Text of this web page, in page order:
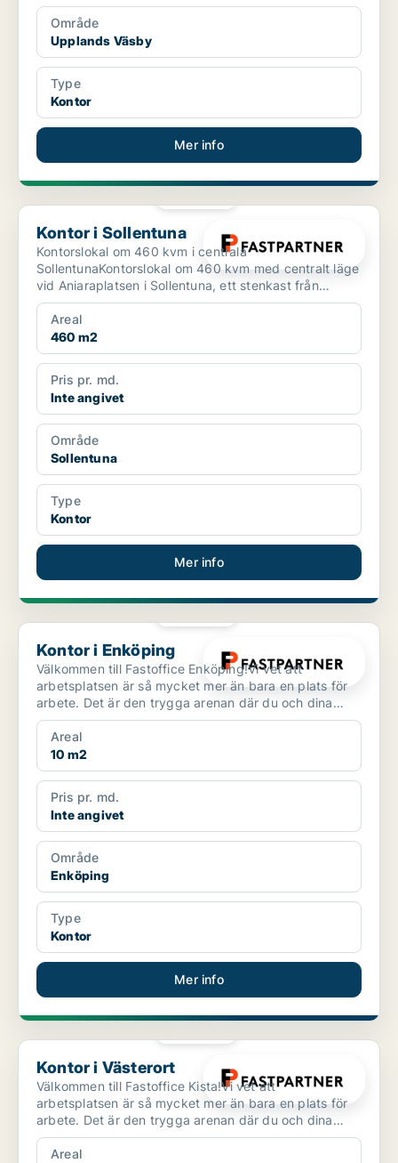
Område
Upplands Väsby
Type
Kontor
Mer info
Kontor i Sollentuna
Kontor i Sollentuna
Kontorslokal om 460 kvm i centrala
SollentunaKontorslokal om 460 kvm med centralt läge
vid Aniaraplatsen i Sollentuna, ett stenkast från
Sollentuna Centrum o...
Areal
460 m2
Pris pr. md.
Inte angivet
Område
Sollentuna
Type
Kontor
Mer info
Kontor i Enköping
Kontor i Enköping
Välkommen till Fastoffice Enköping!Vi vet att
arbetsplatsen är så mycket mer än bara en plats för
arbete. Det är den trygga arenan där du och dina
kollegor u...
Areal
10 m2
Pris pr. md.
Inte angivet
Område
Enköping
Type
Kontor
Mer info
Kontor i Västerort
Kontor i Västerort
Välkommen till Fastoffice Kista!Vi vet att
arbetsplatsen är så mycket mer än bara en plats för
arbete. Det är den trygga arenan där du och dina
kollegor umgå...
Areal